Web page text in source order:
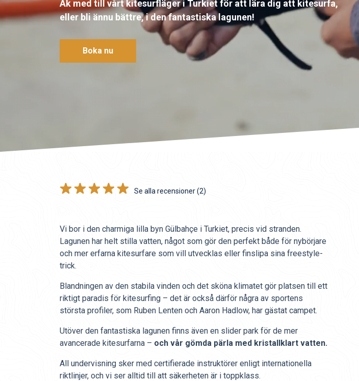
Åk med till vårt kitesurfläger i Turkiet för att lära dig att kitesurfa,
eller bli ännu bättre, i den fantastiska lagunen!
Boka nu
Se alla recensioner (2)
Vi bor i den charmiga lilla byn Gülbahçe i Turkiet, precis vid stranden.
Lagunen har helt stilla vatten, något som gör den perfekt både för nybörjare
och mer erfarna kitesurfare som vill utvecklas eller finslipa sina freestyle-
trick.
Blandningen av den stabila vinden och det sköna klimatet gör platsen till ett
riktigt paradis för kitesurfing – det är också därför några av sportens
största profiler, som Ruben Lenten och Aaron Hadlow, har gästat campet.
Utöver den fantastiska lagunen finns även en slider park för de mer
avancerade kitesurfarna – och vår gömda pärla med kristallklart vatten.
All undervisning sker med certifierade instruktörer enligt internationella
riktlinjer, och vi ser alltid till att säkerheten är i toppklass.